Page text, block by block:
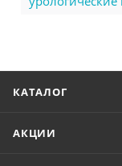
КАТАЛОГ
АКЦИИ